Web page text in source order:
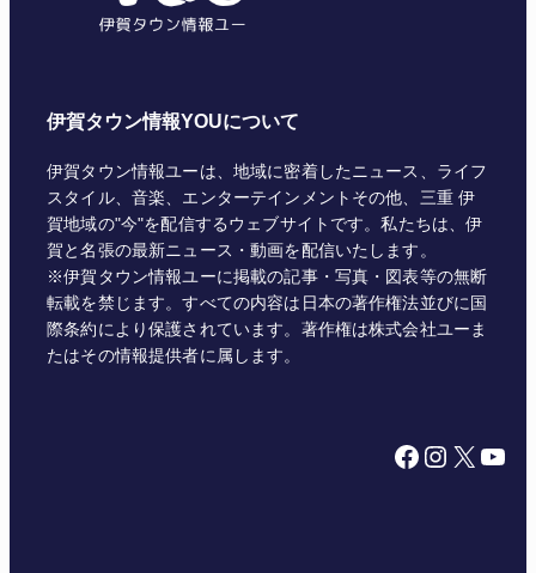
伊賀タウン情報YOUについて
伊賀タウン情報ユーは、地域に密着したニュース、ライフ
スタイル、音楽、エンターテインメントその他、三重 伊
賀地域の"今"を配信するウェブサイトです。私たちは、伊
賀と名張の最新ニュース・動画を配信いたします。
※伊賀タウン情報ユーに掲載の記事・写真・図表等の無断
転載を禁じます。すべての内容は日本の著作権法並びに国
際条約により保護されています。著作権は株式会社ユーま
たはその情報提供者に属します。
Facebook Instagram X YouTube